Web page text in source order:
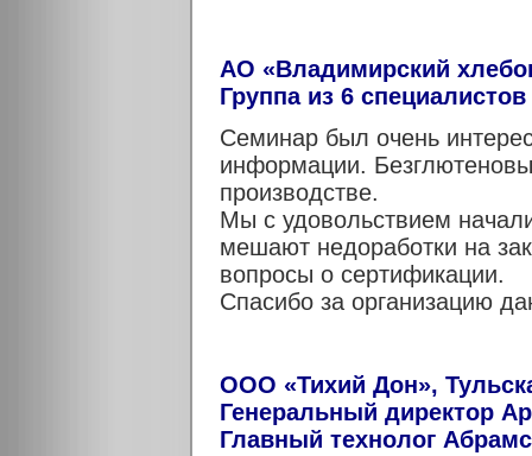
АО «Владимирский
Группа из 6 специалистов
Семинар был очень
информации.
производстве.
Мы с удовольствием
мешают недоработки на
вопросы о сертификации.
Спасибо за организацию
ООО «Тихий Дон»,
Генеральный директор
Главный технолог